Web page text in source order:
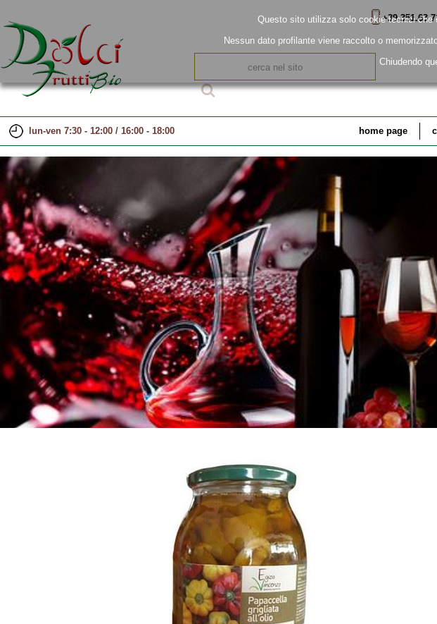
+39
lun-ven 7:30 - 12:00 / 16:00 - 18:00 home page
Questo sito utilizza solo cookie tecnici che
Nessun dato profilante viene raccolto o
Chiudendo